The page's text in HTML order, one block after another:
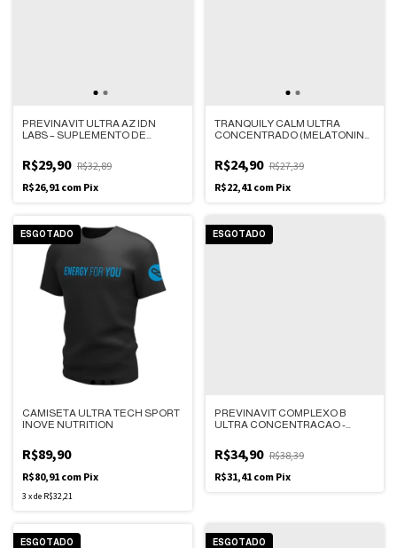
PREVINAVIT ULTRA AZ IDN
LABS – SUPLEMENTO DE
CONCENTRADO – CAIXA COM
30 COMPRIMIDOS MICROTABS
R$29,90 R$32,89
R$26,91 com Pix
TRANQUILY CALM ULTRA
CONCENTRADO (MELATONINA
COMPRIMIDOS
ORODISPERSÍVEIS
R$24,90 R$27,39
R$22,41 com Pix
ESGOTADO
CAMISETA ULTRA TECH SPORT
INOVE NUTRITION
R$89,90
R$80,91 com Pix
3 xde R$32,21
ESGOTADO
PREVINAVIT COMPLEXO B
ULTRA CONCENTRACAO -
R$34,90 R$38,39
R$31,41 com Pix
ESGOTADO ESGOTADO